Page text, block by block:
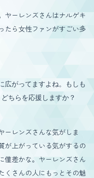
ヤーレンズさんはナルゲキ
たら女性ファンがすごい多
広がってますよね。もしも
ちらを応援しますか？
ーレンズさんな気がしま
が上がっている気がするの
僅差かな。ヤーレンズさん
くさんの人にもっとその魅